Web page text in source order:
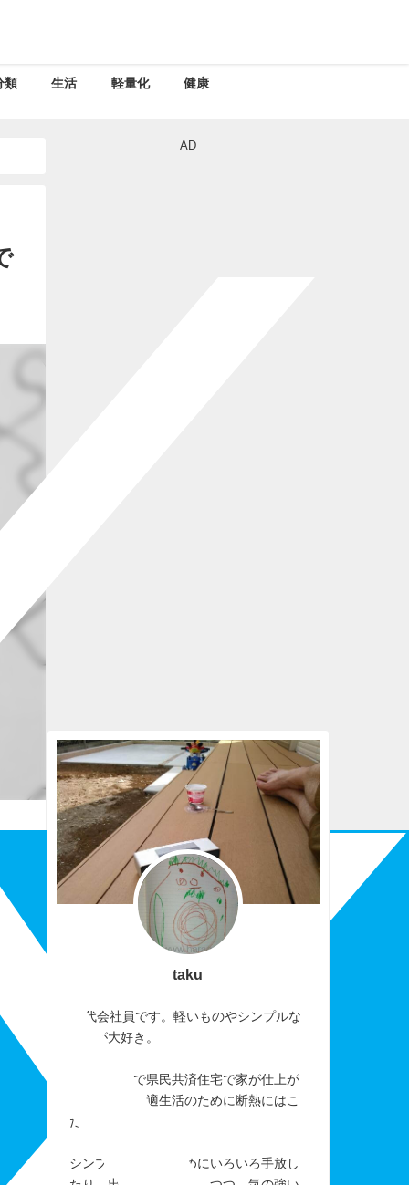
類 生活 軽量化 健康
AD
taku
40代会社員です。軽いものやシンプルな
ものが大好き。
おかげさまで県民共済住宅で家が仕上が
りました。快適生活のために断熱にはこ
だわりました。
シンプルに暮らすためにいろいろ手放し